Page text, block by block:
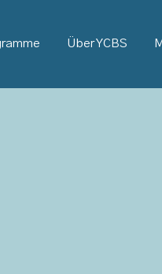
Über YCBS